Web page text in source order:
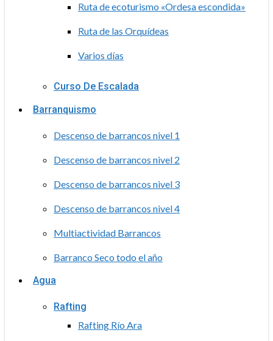
Ruta de ecoturismo «Ordesa escondida»
Ruta de las Orquídeas
Varios días
Curso De Escalada
Barranquismo
Descenso de barrancos nivel 1
Descenso de barrancos nivel 2
Descenso de barrancos nivel 3
Descenso de barrancos nivel 4
Multiactividad Barrancos
Barranco Seco todo el año
Agua
Rafting
Rafting Río Ara